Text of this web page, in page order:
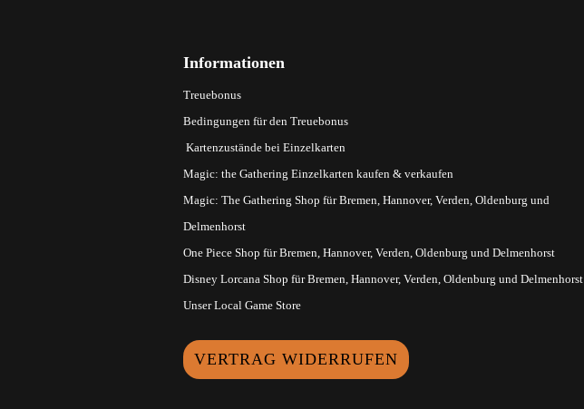
Informationen
Treuebonus
Bedingungen für den Treuebonus
Kartenzustände bei Einzelkarten
Magic: the Gathering Einzelkarten kaufen & verkaufen
Magic: The Gathering Shop für Bremen, Hannover, Verden, Oldenburg und
Delmenhorst
One Piece Shop für Bremen, Hannover, Verden, Oldenburg und Delmenhorst
Disney Lorcana Shop für Bremen, Hannover, Verden, Oldenburg und Delmenhorst
Unser Local Game Store
VERTRAG WIDERRUFEN